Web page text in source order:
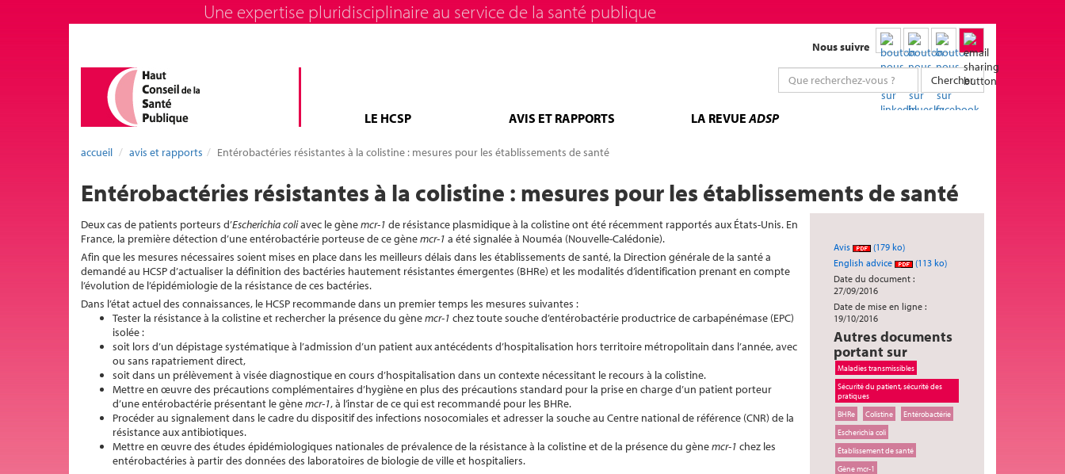
Une expertise pluridisciplinaire au service de la santé publique
Nous suivre
Chercher
LE HCSP AVIS ET RAPPORTS LA REVUEADSP
accueil avis et rapports Entérobactéries résistantes à la colistine : mesures pour les établissements de santé
Entérobactéries résistantes à la colistine : mesures pour les établissements de santé
Avis
(179 ko)
English advice
(113 ko)
Date du document :
27/09/2016
Date de mise en ligne :
19/10/2016
Autres documents
portant sur
Maladies transmissibles
Sécurité du patient, sécurité des
pratiques
BHRe
Colistine
Entérobactérie
Escherichia coli
Établissement de santé
Gène mcr-1
Deux cas de patients porteurs d’Escherichia coliavec le gènemcr-1 de résistance plasmidique à la colistine ont été récemment rapportés aux États-Unis. En
France, la première détection d’une entérobactérie porteuse de ce gènemcr-1 a été signalée à Nouméa (Nouvelle-Calédonie).
Afin que les mesures nécessaires soient mises en place dans les meilleurs délais dans les établissements de santé, la Direction générale de la santé a
demandé au HCSP d’actualiser la définition des bactéries hautement résistantes émergentes (BHRe) et les modalités d’identification prenant en compte
l’évolution de l’épidémiologie de la résistance de ces bactéries.
Dans l’état actuel des connaissances, le HCSP recommande dans un premier temps les mesures suivantes :
Tester la résistance à la colistine et rechercher la présence du gènemcr-1 chez toute souche d’entérobactérie productrice de carbapénémase (EPC)
isolée :
soit lors d’un dépistage systématique à l’admission d’un patient aux antécédents d’hospitalisation hors territoire métropolitain dans l’année, avec
ou sans rapatriement direct,
soit dans un prélèvement à visée diagnostique en cours d’hospitalisation dans un contexte nécessitant le recours à la colistine.
Mettre en œuvre des précautions complémentaires d’hygiène en plus des précautions standard pour la prise en charge d’un patient porteur
d’une entérobactérie présentant le gènemcr-1, à l’instar de ce qui est recommandé pour les BHRe.
Procéder au signalement dans le cadre du dispositif des infections nosocomiales et adresser la souche au Centre national de référence (CNR) de la
résistance aux antibiotiques.
Mettre en œuvre des études épidémiologiques nationales de prévalence de la résistance à la colistine et de la présence du gènemcr-1 chez les
entérobactéries à partir des données des laboratoires de biologie de ville et hospitaliers.